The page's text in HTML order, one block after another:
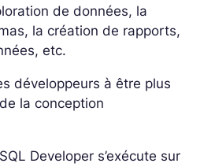
de données, la
la création de rapports,
etc.
développeurs à être plus
la conception
Developer s’exécute sur